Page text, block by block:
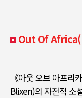
Out Of
《아웃 오브 아프리카
Blixen)의 자전적 소